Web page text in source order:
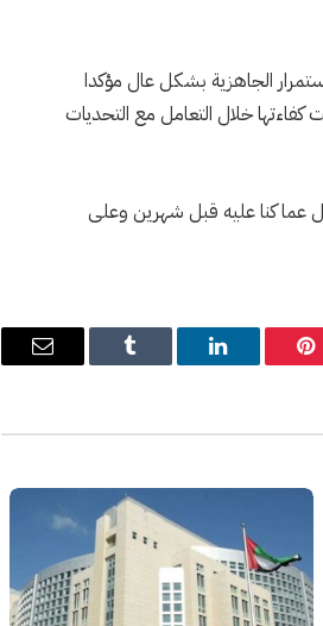
الجاهزية بشكل عال مؤكدا
كفاءتها خلال التعامل مع التحديات
عما كنا عليه قبل شهرين وعلى
بينتيريستلينكدإن Tumblr
البريد